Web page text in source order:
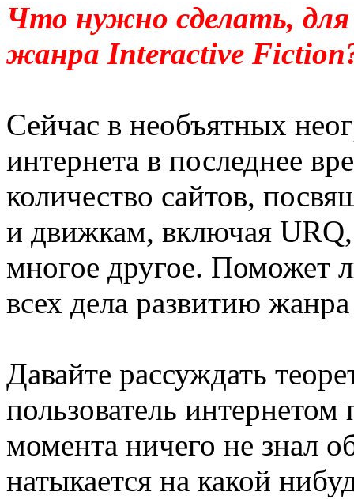
Что нужно сделать, для
жанра Interactive
Сейчас в необъятных
интернета в последнее
количество сайтов,
и движкам, включая
многое другое. Поможет
всех дела развитию
Давайте рассуждать
пользователь
момента ничего не знал
натыкается на какой